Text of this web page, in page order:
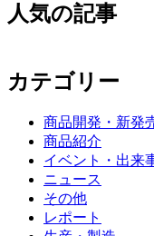
人気の記事
カテゴリー
商品開発・新発
商品紹介
イベント・出来
ニュース
その他
レポート